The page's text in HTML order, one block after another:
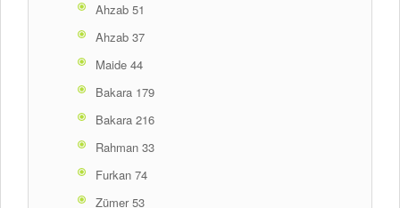
Ahzab 51
Ahzab 37
Maide 44
Bakara 179
Bakara 216
Rahman 33
Furkan 74
Zümer 53